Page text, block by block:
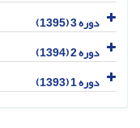
دوره 3 (1395)
دوره 2 (1394)
دوره 1 (1393)